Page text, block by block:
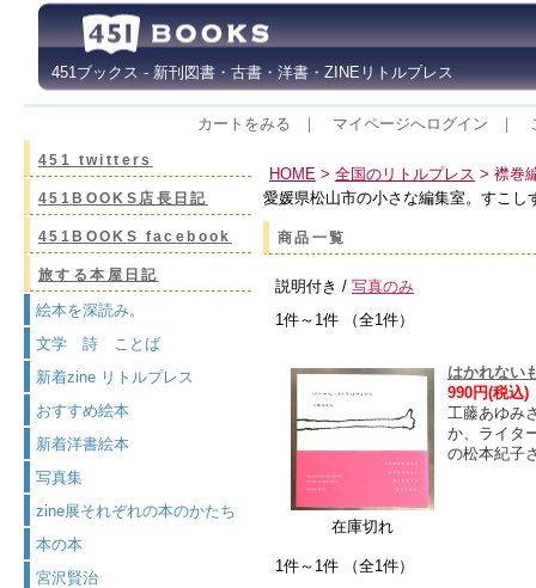
451ブックス - 新刊図書・古書・洋書・ZINEリトルプレス
カートをみる ｜ マイページへログイン ｜
451 twitters
451BOOKS店長日記
451BOOKS facebook
旅する本屋日記
絵本を深読み。
文学 詩 ことば
新着zine リトルプレス
おすすめ絵本
新着洋書絵本
写真集
zine展それぞれの本のかたち
本の本
宮沢賢治
HOME > 全国のリトルプレス > 襟巻
愛媛県松山市の小さな編集室。すこ
商品一覧
説明付き / 写真のみ
1件～1件 （全1件）
在庫切れ
はかれない
990円(税込)
工藤あゆみ
か、ライタ
の松本紀子
1件～1件 （全1件）